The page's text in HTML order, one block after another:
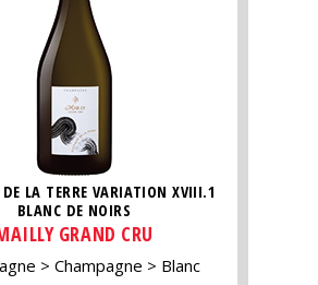
DE LA TERRE VARIATION XVIII.1
BLANC DE NOIRS
GRAND CRU
Champagne Blanc